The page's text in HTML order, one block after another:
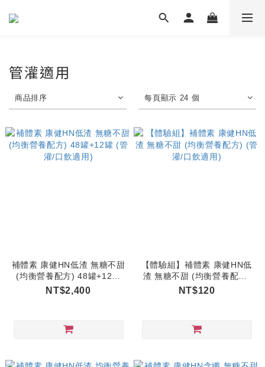
管灌適用
商品排序 每頁顯示 24 個
補體素 康健HN低渣 無糖不甜
(均衡營養配方) 48罐+12罐
(管灌/口飲適用)
NT$2,400
【體驗組】補體素 康健HN低
渣 無糖不甜 (均衡營養配方)
(管灌/口飲適用)
NT$120